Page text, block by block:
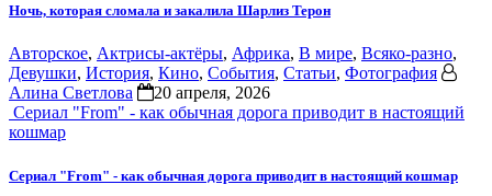
Ночь, которая сломала и закалила Шарлиз Терон
Авторское, Актрисы-актёры, Африка, В мире, Всяко-разно,
Девушки, История, Кино, События, Статьи, Фотография
Алина Светлова
20 апреля, 2026
Сериал "From" - как обычная дорога приводит в настоящий
кошмар
Сериал "From" - как обычная дорога приводит в настоящий кошмар